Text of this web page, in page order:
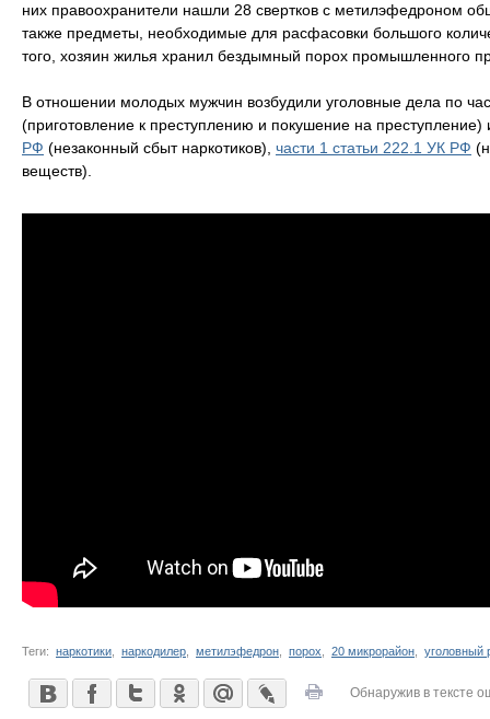
них правоохранители нашли 28 свертков с метилэфедроном
также предметы, необходимые для расфасовки большого
того, хозяин жилья хранил бездымный порох промышленного
В отношении молодых мужчин возбудили уголовные дела по
(приготовление к преступлению и покушение на преступление)
РФ (незаконный сбыт наркотиков), части 1 статьи 222.1 УК РФ
веществ).
Теги: наркотики наркодилер метилэфедрон порох 20 микрорайон уголовный
Обнаружив в тексте